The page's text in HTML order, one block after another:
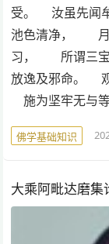
受。 汝虽先闻
池色清净， 月
习， 所谓三
放逸及邪命。
施为坚牢无
佛学基础知识
大乘阿毗达磨集